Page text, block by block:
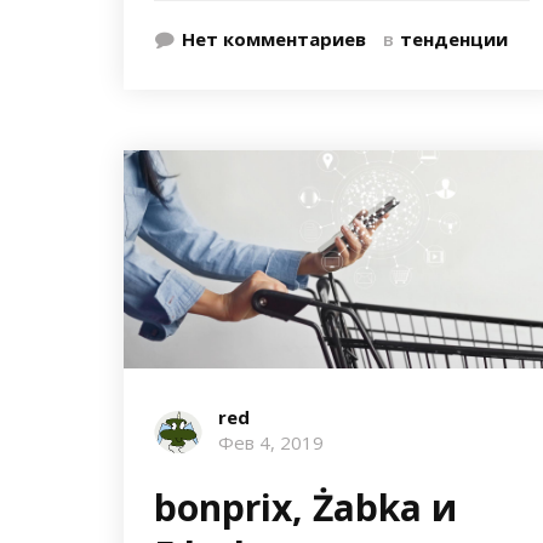
Нет комментариев в тенденции
red
Фев 4, 2019
bonprix, Żabka и